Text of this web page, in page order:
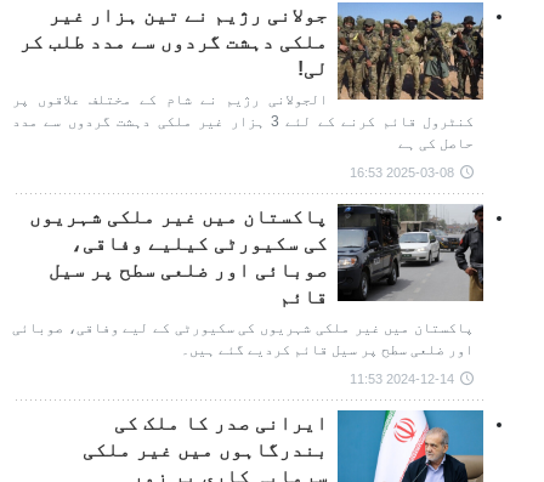
جولانی رژیم نے تین ہزار غیر
ملکی دہشت گردوں سے مدد طلب کر
لی!
الجولانی رژیم نے شام کے مختلف علاقوں پر
کنٹرول قائم کرنے کے لئے 3 ہزار غیر ملکی دہشت گردوں سے مدد
حاصل کی ہے
2025-03-08 16:53
پاکستان میں غیر ملکی شہریوں
کی سکیورٹی کیلیے وفاقی،
صوبائی اور ضلعی سطح پر سیل
قائم
پاکستان میں غیر ملکی شہریوں کی سکیورٹی کے لیے وفاقی، صوبائی
اور ضلعی سطح پر سیل قائم کردیے گئے ہیں۔
2024-12-14 11:53
ایرانی صدر کا ملک کی
بندرگاہوں میں غیر ملکی
سرمایہ کاری پر زور